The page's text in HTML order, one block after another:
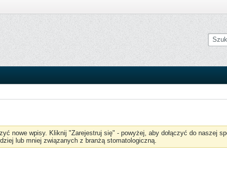
nowe wpisy. Kliknij "Zarejestruj się" - powyżej, aby dołączyć do naszej
lub mniej związanych z branżą stomatologiczną.